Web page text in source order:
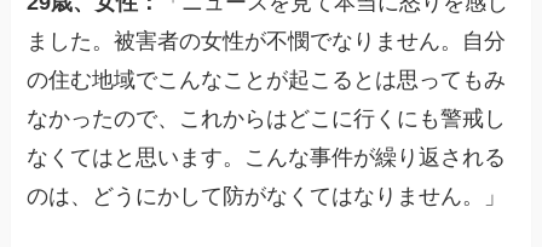
ました。被害者の女性が不憫でなりません。自分
の住む地域でこんなことが起こるとは思ってもみ
なかったので、これからはどこに行くにも警戒し
なくてはと思います。こんな事件が繰り返される
のは、どうにかして防がなくてはなりません。」